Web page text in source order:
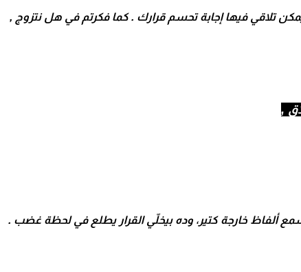
تلاقي فيها إجابة تحسم قرارك . كما فكرتم في هل نتزوج ,
,
ألفاظ خارجة كتير، وده بيخلّي القرار يطلع في لحظة غضب .